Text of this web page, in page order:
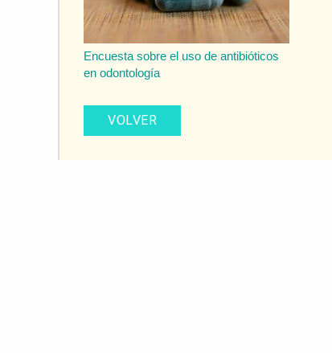
Encuesta sobre el uso de antibióticos
en odontología
VOLVER